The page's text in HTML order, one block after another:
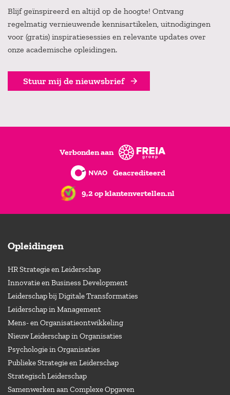
Blijf geïnspireerd en altijd op de hoogte! Ontvang
regelmatig vernieuwende kennisartikelen, uitnodigingen
voor (gratis) inspiratiesessies en relevante updates over
onze academische opleidingen.
Stuur mij de nieuwsbrief
Verbonden aan
Geacrediteerd
9,2 op klantenvertellen.nl
Opleidingen
HR Strategie en Leiderschap
Innovatie en Business Development
Leiderschap bij Digitale Transformaties
Leiderschap in Management
Mens- en Organisatieontwikkeling
Nieuw Leiderschap in Organisaties
Psychologie in Organisaties
Publieke Strategie en Leiderschap
Strategisch Leiderschap
Samenwerken aan Complexe Opgaven